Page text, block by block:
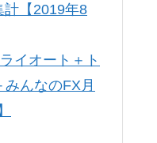
計【2019年8
イオート＋ト
んなのFX月